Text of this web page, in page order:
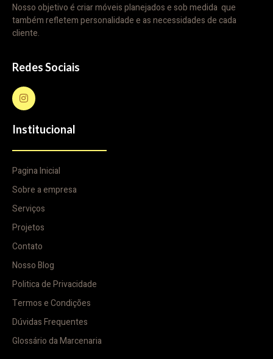
Nosso objetivo é criar móveis planejados e sob medida que
também refletem personalidade e as necessidades de cada
cliente.
Redes Sociais
Institucional
Pagina Inicial
Sobre a empresa
Serviços
Projetos
Contato
Nosso Blog
Politica de Privacidade
Termos e Condições
Dúvidas Frequentes
Glossário da Marcenaria